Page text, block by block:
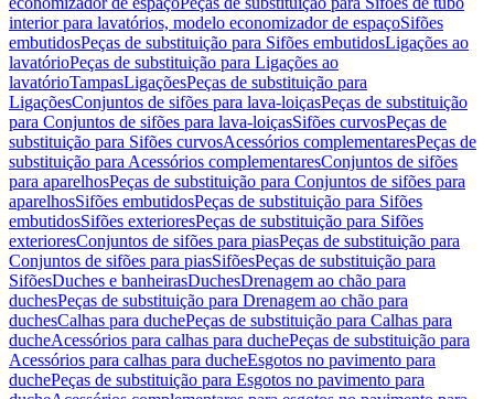
interior para lavatórios, modelo economizador de espaçoSifões
embutidosPeças de substituição para Sifões embutidosLigações ao
lavatórioPeças de substituição para Ligações ao
lavatórioTampasLigaçõesPeças de substituição para
LigaçõesConjuntos de sifões para lava-loiçasPeças de substituição
para Conjuntos de sifões para lava-loiçasSifões curvosPeças de
substituição para Sifões curvosAcessórios complementaresPeças de
substituição para Acessórios complementaresConjuntos de sifões
para aparelhosPeças de substituição para Conjuntos de sifões para
aparelhosSifões embutidosPeças de substituição para Sifões
embutidosSifões exterioresPeças de substituição para Sifões
exterioresConjuntos de sifões para piasPeças de substituição para
Conjuntos de sifões para piasSifõesPeças de substituição para
SifõesDuches e banheirasDuchesDrenagem ao chão para
duchesPeças de substituição para Drenagem ao chão para
duchesCalhas para duchePeças de substituição para Calhas para
ducheAcessórios para calhas para duchePeças de substituição para
Acessórios para calhas para ducheEsgotos no pavimento para
duchePeças de substituição para Esgotos no pavimento para